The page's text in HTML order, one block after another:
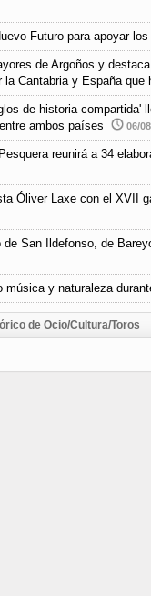
Futuro para apoyar
de Argoños y
Cantabria y España que
de historia compartida'
ambos países
06/
reunirá a 34
Óliver Laxe con el XVII
San Ildefonso, de
y naturaleza
de Ocio/Cultura/Toros